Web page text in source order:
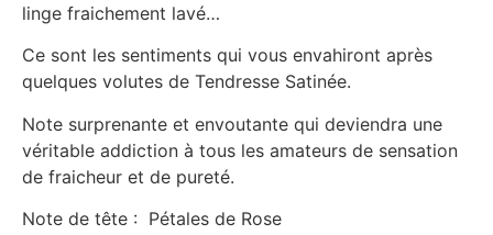
linge fraichement lavé…
Ce sont les sentiments qui vous envahiront après
quelques volutes de Tendresse Satinée.
Note surprenante et envoutante qui deviendra une
véritable addiction à tous les amateurs de sensation
de fraicheur et de pureté.
Note de tête : Pétales de Rose